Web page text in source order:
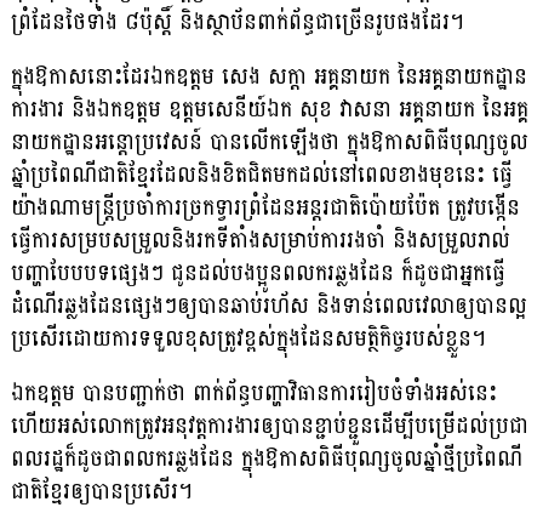
ព្រំដែនថៃទាំង ៨ប៉ុស្តិ៍ និងស្ថាប័នពាក់ព័ន្ធជាច្រើនរូបផងដែរ។
ក្នុងឱកាសនោះដែរឯកឧត្តម សេង សក្តា អគ្គនាយក នៃអគ្គនាយកដ្ឋាន
ការងារ និងឯកឧត្តម ឧត្តមសេនីយ៍ឯក សុខ វាសនា អគ្គនាយក នៃអគ្គ
នាយកដ្ឋានអន្តោប្រវេសន៍ បានលើកឡើងថា ក្នុងឱកាសពិធីបុណ្សចូល
ឆ្នាំប្រពៃណីជាតិខ្មែរដែលនិងខិតជិតមកដល់នៅពេលខាងមុខនេះ ធ្វើ
យ៉ាងណាមន្រ្តីប្រចាំការច្រកទ្វារព្រំដែនអន្តរជាតិប៉ោយប៉ែត ត្រូវបង្កើន
ធ្វើការសម្របសម្រួល​និង​រកទីតាំងសម្រាប់ការរងចាំ និងសម្រួលរាល់
បញ្ហាបែបបទផ្សេងៗ ជូនដល់បងប្អូនពលករឆ្លងដែន ក៏ដូចជាអ្នកធ្វើ
ដំណើរឆ្លងដែនផ្សេងៗឲ្យបានឆាប់រហ័ស និងទាន់ពេលវេលាឲ្យបានល្អ
ប្រសើរ​ដោយការទទួលខុសត្រូវខ្ពស់ក្នុងដែនសមត្ថិកិច្ចរបស់ខ្លួន។
ឯកឧត្តម បានបញ្ជាក់ថា ពាក់ព័ន្ធបញ្ហាវិធានការរៀបចំទាំងអស់នេះ
ហើយអស់​លោកត្រូវអនុវត្ត​ការងារ​ឲ្យបាន​ខ្ជាប់ខ្ជួន​ដើម្បីបម្រើដល់ប្រជា
ពលរដ្ឋ​ក៏ដូចជាពលករឆ្លងដែន ក្នុងឱកាសពិធីបុណ្សចូលឆ្នាំថ្មីប្រពៃណី
ជាតិខ្មែរឲ្យបានប្រសើរ។